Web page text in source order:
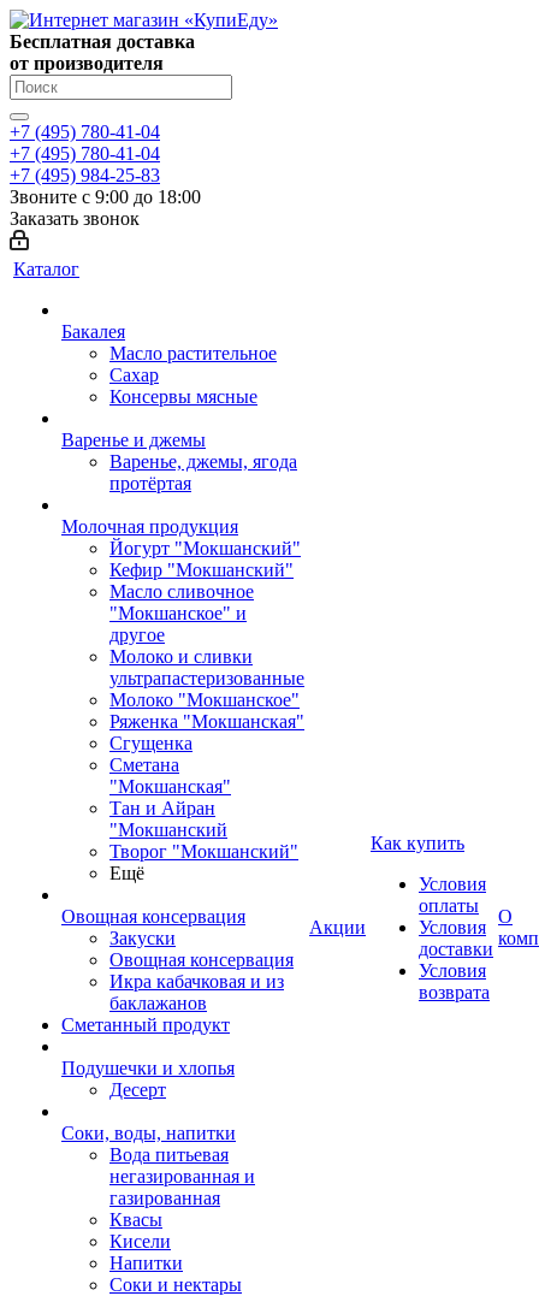
Бесплатная доставка
от производителя
+7 (495) 780-41-04
+7 (495) 780-41-04
+7 (495) 984-25-83
Звоните с 9:00 до 18:00
Заказать звонок
Каталог
Бакалея
Масло растительное
Сахар
Консервы мясные
Варенье и джемы
Варенье, джемы, ягода
протёртая
Молочная продукция
Йогурт "Мокшанский"
Кефир "Мокшанский"
Масло сливочное
"Мокшанское" и
другое
Молоко и сливки
ультрапастеризованные
Молоко "Мокшанское"
Ряженка "Мокшанская"
Сгущенка
Сметана
"Мокшанская"
Тан и Айран
"Мокшанский
Творог "Мокшанский"
Ещё
Овощная консервация
Закуски
Овощная консервация
Икра кабачковая и из
баклажанов
Сметанный продукт
Подушечки и хлопья
Десерт
Соки, воды, напитки
Вода питьевая
негазированная и
газированная
Квасы
Кисели
Напитки
Соки и нектары
Акции
Как купить
Условия
оплаты
Условия
доставки
Условия
возврата
О